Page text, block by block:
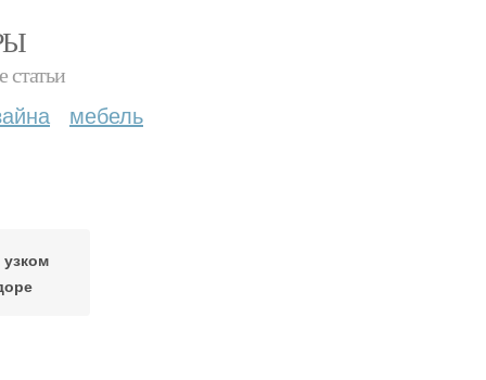
статьи
мебель